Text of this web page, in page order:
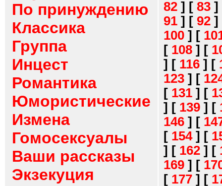
По принуждению
Классика
Группа
Инцест
Романтика
Юмористические
Измена
Гомосексуалы
Ваши рассказы
Экзекуция
82 ] [ 83 ]
91 ] [ 92 ]
100 ] [
[ 108 ] [
] [ 116 ] [
123 ] [
[ 131 ] [
] [ 139 ] [
146 ] [
[ 154] [
] [ 162 ] [
169 ] [
[ 177 ] [